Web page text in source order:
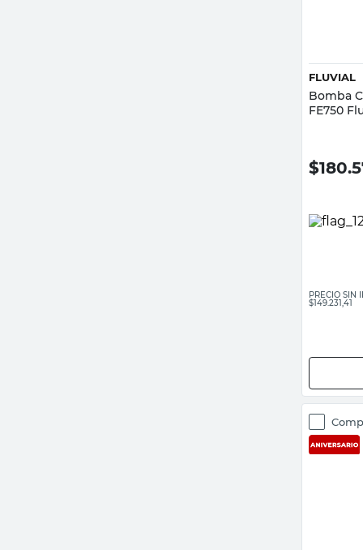
FLUVIAL
Bomba
FE750
$
PRECIO SIN
$149.231,41